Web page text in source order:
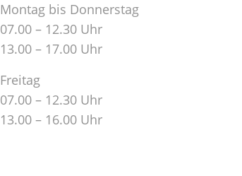
Montag bis Donnerstag
07.00 – 12.30 Uhr
13.00 – 17.00 Uhr
Freitag
07.00 – 12.30 Uhr
13.00 – 16.00 Uhr